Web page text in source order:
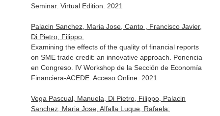
Seminar. Virtual Edition. 2021
Palacin Sanchez, Maria Jose, Canto , Francisco Javier,
Di Pietro, Filippo:
Examining the effects of the quality of financial reports
on SME trade credit: an innovative approach. Ponencia
en Congreso. IV Workshop de la Sección de Economía
Financiera-ACEDE. Acceso Online. 2021
Vega Pascual, Manuela, Di Pietro, Filippo, Palacin
Sanchez, Maria Jose, Alfalla Luque, Rafaela: